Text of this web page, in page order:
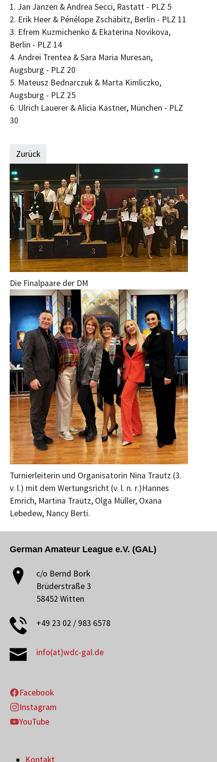
1. Jan Janzen & Andrea Secci, Rastatt - PLZ 5
2. Erik Heer & Pénélope Zschäbitz, Berlin - PLZ 11
3. Efrem Kuzmichenko & Ekaterina Novikova,
Berlin - PLZ 14
4. Andrei Trentea & Sara Maria Muresan,
Augsburg - PLZ 20
5. Mateusz Bednarczuk & Marta Kimliczko,
Augsburg - PLZ 25
6. Ulrich Lauerer & Alicia Kastner, München - PLZ
30
Zurück
Die Finalpaare der DM
Turnierleiterin und Organisatorin Nina Trautz (3.
v. l.) mit dem Wertungsricht (v. l. n. r.)Hannes
Emrich, Martina Trautz, Olga Müller, Oxana
Lebedew, Nancy Berti.
German Amateur League e.V. (GAL)
c/o Bernd Bork
Brüderstraße 3
58452 Witten
+49 23 02 / 983 6578
info(at)wdc-gal.de
Facebook
Instagram
YouTube
Kontakt